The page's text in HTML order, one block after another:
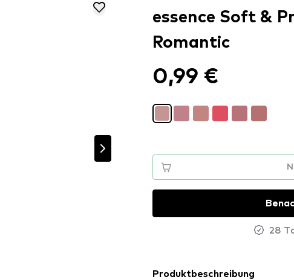
essence Soft &
Romantic
0,99 €
28
Produktbeschreibung